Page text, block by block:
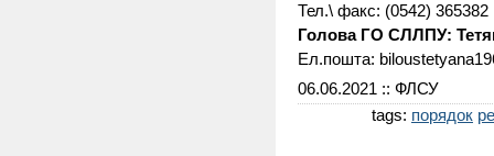
Тел.\ факс: (0542) 365382
Голова ГО СЛЛПУ:
Ел.пошта:
06.06.2021 :: ФЛСУ
tags: порядок